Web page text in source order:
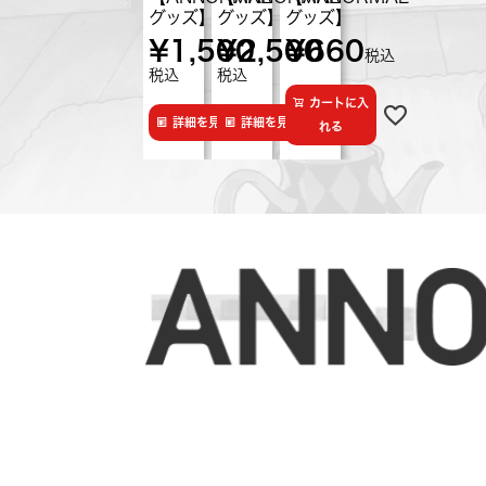
グッズ】
¥1,500
税込
詳細を見る
グッズ】
¥2,500
税込
詳細を見る
グッズ】
¥660税込
カートに入
れる